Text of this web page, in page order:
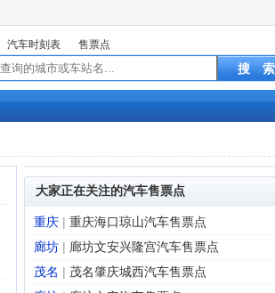
汽车时刻表 售票点
大家正在关注的汽车售票点
重庆 | 重庆海口琼山汽车售票点
廊坊 | 廊坊文安兴隆宫汽车售票点
茂名 | 茂名肇庆城西汽车售票点